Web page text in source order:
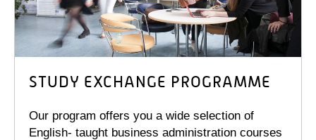
STUDY EXCHANGE PROGRAMME
Our program offers you a wide selection of
English- taught business administration courses